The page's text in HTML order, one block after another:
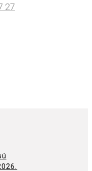
27